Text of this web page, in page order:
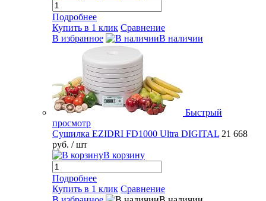
Подробнее
Купить в 1 клик Сравнение
В избранное
В наличии
Быстрый
просмотр
Сушилка EZIDRI FD1000 Ultra DIGITAL 21 668
руб. / шт
В корзину
Подробнее
Купить в 1 клик Сравнение